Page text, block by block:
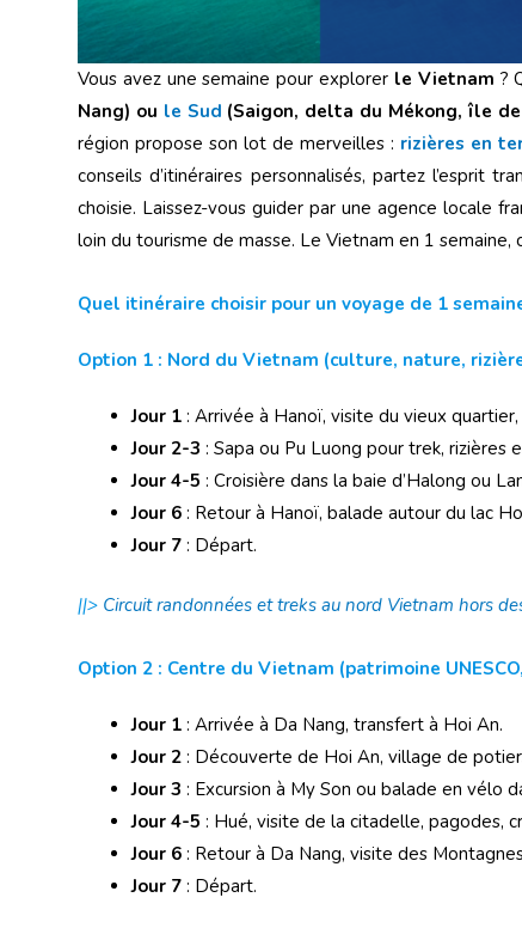
Vous avez une semaine pour explorer le Vietnam ?
Nang) ou le Sud (Saigon, delta du Mékong, île de
région propose son lot de merveilles : rizières en
conseils d’itinéraires personnalisés, partez l’esprit
choisie. Laissez-vous guider par une agence locale
loin du tourisme de masse. Le Vietnam en 1 semaine,
Quel itinéraire choisir pour un voyage de 1
Option 1 : Nord du Vietnam (culture, nature,
Jour 1 : Arrivée à Hanoï, visite du vieux
Jour 2-3 : Sapa ou Pu Luong pour trek, rizières
Jour 4-5 : Croisière dans la baie d’Halong ou
Jour 6 : Retour à Hanoï, balade autour du lac
Jour 7 : Départ.
||> Circuit randonnées et treks au nord Vietnam hors
Option 2 : Centre du Vietnam (patrimoine
Jour 1 : Arrivée à Da Nang, transfert à Hoi An.
Jour 2 : Découverte de Hoi An, village de
Jour 3 : Excursion à My Son ou balade en vélo
Jour 4-5 : Hué, visite de la citadelle, pagodes,
Jour 6 : Retour à Da Nang, visite des
Jour 7 : Départ.